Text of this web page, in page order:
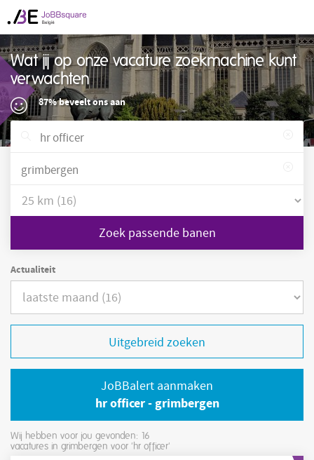
Wat jij op onze vacature zoekmachine kunt
verwachten
87% beveelt ons aan
Zoek passende banen
Actualiteit
Uitgebreid zoeken
JoBBalert aanmaken
hr officer - grimbergen
Wij hebben voor jou gevonden: 16
vacatures in grimbergen voor 'hr officer'